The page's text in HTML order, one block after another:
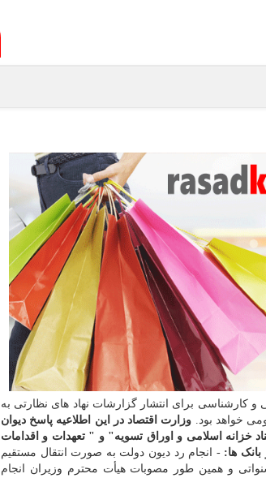
کارشناسی برای انتشار گزارشات نهاد های نظارتی به
خواهد بود. وزارت اقتصاد در این اطلاعیه پاسخ دیوان
اسلامی و اوراق تسویه" و " تعهدات و اقدامات
بانک ها:- انجام رد دیون دولت به صورت انتقال مستقیم
و همین طور مصوبات هیأت محترم وزیران انجام